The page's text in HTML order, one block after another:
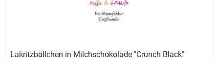
Lakritzbällchen in Milchschokolade "Crunch Black"